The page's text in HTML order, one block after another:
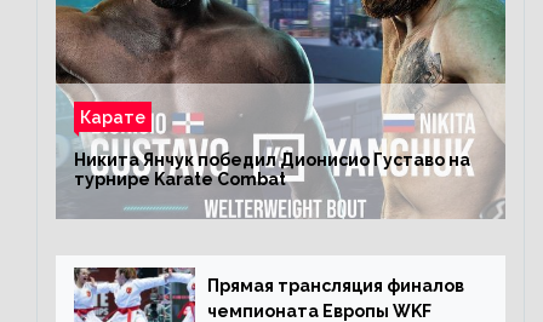
Карате
Никита Янчук победил Дионисио Густаво на
турнире Karate Combat
Прямая трансляция финалов
чемпионата Европы WKF